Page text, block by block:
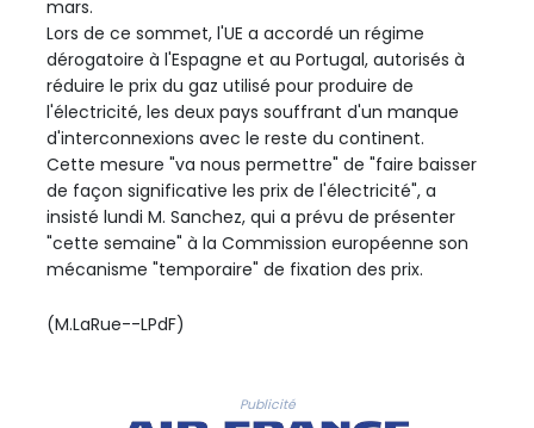
mars.
Lors de ce sommet, l'UE a accordé un régime
dérogatoire à l'Espagne et au Portugal, autorisés à
réduire le prix du gaz utilisé pour produire de
l'électricité, les deux pays souffrant d'un manque
d'interconnexions avec le reste du continent.
Cette mesure "va nous permettre" de "faire baisser
de façon significative les prix de l'électricité", a
insisté lundi M. Sanchez, qui a prévu de présenter
"cette semaine" à la Commission européenne son
mécanisme "temporaire" de fixation des prix.
(M.LaRue--LPdF)
Publicité